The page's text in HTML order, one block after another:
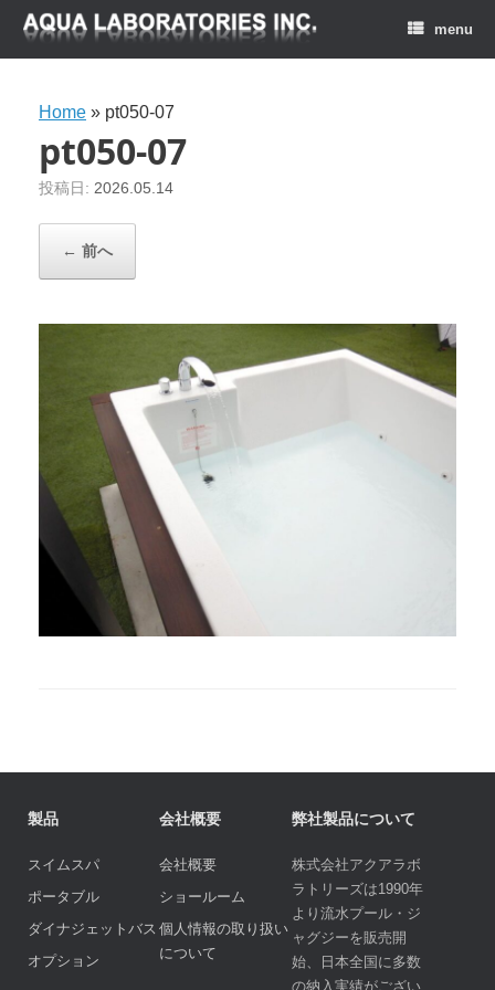
menu
Home » pt050-07
pt050-07
投稿日: 2026.05.14
← 前へ
製品
スイムスパ
ポータブル
ダイナジェットバス
オプション
会社概要
会社概要
ショールーム
個人情報の取り扱い
について
弊社製品について
株式会社アクアラボ
ラトリーズは1990年
より流水プール・ジ
ャグジーを販売開
始、日本全国に多数
の納入実績がござい